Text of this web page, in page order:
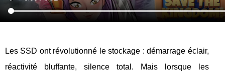
Les SSD ont révolutionné le stockage : démarrage éclair,
réactivité bluffante, silence total. Mais lorsque les